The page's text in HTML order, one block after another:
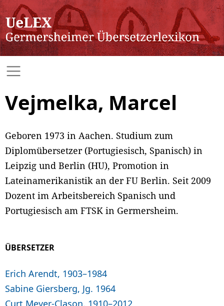
Vejmelka, Marcel
Geboren 1973 in Aachen. Studium zum
Diplomübersetzer (Portugiesisch, Spanisch) in
Leipzig und Berlin (HU), Promotion in
Lateinamerikanistik an der FU Berlin. Seit 2009
Dozent im Arbeitsbereich Spanisch und
Portugiesisch am FTSK in Germersheim.
ÜBERSETZER
Erich Arendt, 1903–1984
Sabine Giersberg, Jg. 1964
Curt Meyer-Clason, 1910–2012